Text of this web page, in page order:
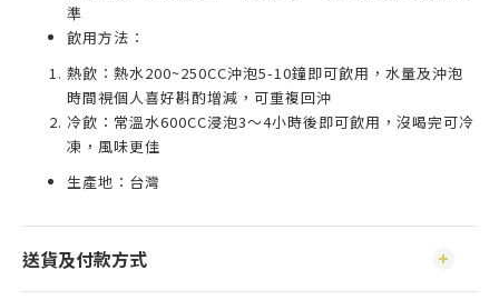
準
飲用方法：
熱飲：熱水200~250CC沖泡5-10鐘即可飲用，水量及沖泡
時間視個人喜好斟酌增減，可重複回沖
冷飲：常溫水600CC浸泡3～4小時後即可飲用，沒喝完可冷
凍，風味更佳
生產地：台灣
送貨及付款方式